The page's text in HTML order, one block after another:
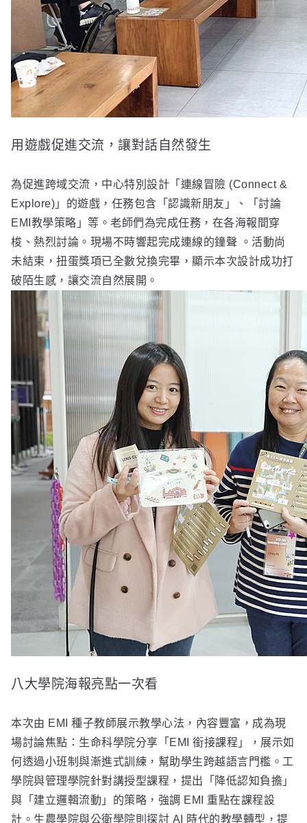
用遊戲促進交流，讓對話自然發生
為促進跨域交流，中心特別設計「連線冒險 (Connect &
Explore)」的遊戲，任務包含「認識新朋友」、「討論
EMI教學策略」等。老師們為完成任務，在各海報間穿
梭、熱烈討論。現場不時響起完成連線的鐘聲 。活動尚
未結束，扭蛋獎項已全數兌換完畢，顯示本次設計成功打
破陌生感，讓交流自然展開。
八大學院海報亮點一次看
本次由 EMI 種子教師展示教學心法，內容豐富，成為現
場討論焦點：生命科學院分享「EMI 銜接課程」，展示如
何透過小班制與漸進式訓練，幫助學生跨越語言門檻。工
學院與管理學院針對講授型課程，提出「降低認知負擔」
與「建立邏輯流動」的策略，強調 EMI 重點在課程設
計。生農學院與公衛學院則探討 AI 時代的教學轉型，提